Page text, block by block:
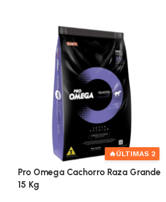
🔥ÚLTIMAS 2
Pro Omega Cachorro Raza Grande
15 Kg